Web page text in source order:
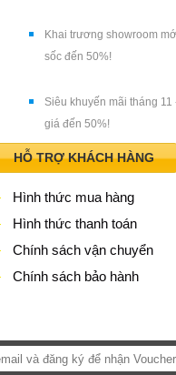
Khai trương showroom
sốc đến 50%!
Siêu khuyến mãi tháng
giá đến 50%!
HỖ TRỢ KHÁCH HÀNG
Hình thức mua hàng
Hình thức thanh toán
Chính sách vận chuyển
Chính sách bảo hành